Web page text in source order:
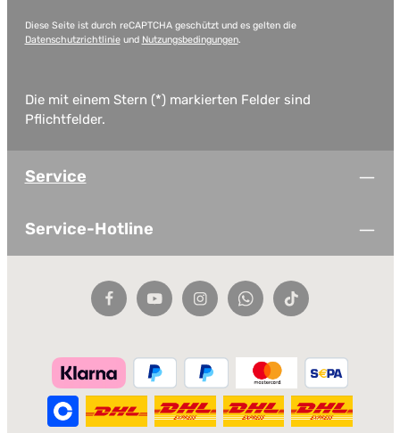
Diese Seite ist durch reCAPTCHA geschützt und es gelten die
Datenschutzrichtlinieund Nutzungsbedingungen.
Die mit einem Stern (*) markierten Felder sind
Pflichtfelder.
Service
Service-Hotline